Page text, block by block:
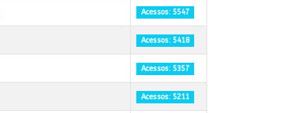
Acessos: 5547
Acessos: 5418
Acessos: 5357
Acessos: 5211